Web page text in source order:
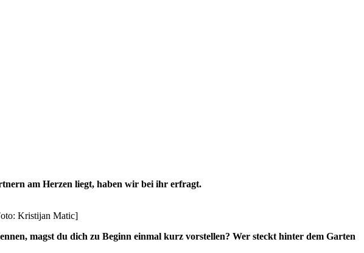
am Herzen liegt, haben wir bei ihr erfragt.
Kristijan Matic]
magst du dich zu Beginn einmal kurz vorstellen? Wer steckt hinter dem Garten